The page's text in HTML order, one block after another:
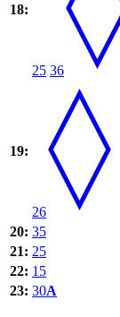
18:
25 36
19:
26
20: 35
21: 25
22: 15
23: 30A